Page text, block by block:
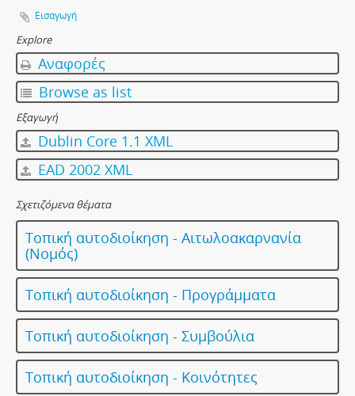
Εισαγωγή
Explore
Αναφορές
Browse as list
Εξαγωγή
Dublin Core 1.1 XML
EAD 2002 XML
Σχετιζόμενα θέματα
Τοπική αυτοδιοίκηση - Αιτωλοακαρνανία
(Νομός)
Τοπική αυτοδιοίκηση - Προγράμματα
Τοπική αυτοδιοίκηση - Συμβούλια
Τοπική αυτοδιοίκηση - Κοινότητες